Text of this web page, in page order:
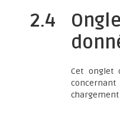
2.4
Cet onglet
concernant
chargement